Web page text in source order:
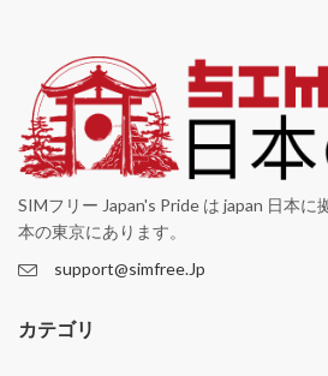
SIMフリー Japan's Pride は japan 日本に
本の東京にあります。
support@simfree.Jp
カテゴリ